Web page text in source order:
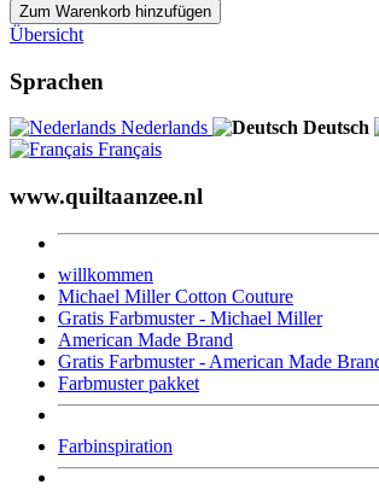
Zum Warenkorb hinzufügen
Übersicht
Sprachen
Nederlands Deutsch
Français
www.quiltaanzee.nl
willkommen
Michael Miller Cotton Couture
Gratis Farbmuster - Michael Miller
American Made Brand
Gratis Farbmuster - American Made
Farbmuster pakket
Farbinspiration